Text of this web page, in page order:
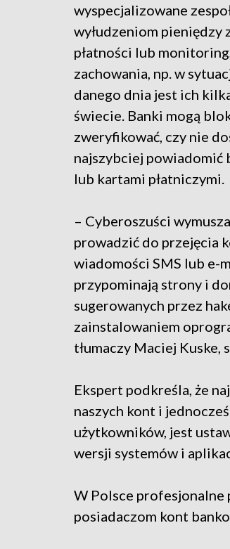
wyspecjalizowane
wyłudzeniom
płatności lub
zachowania, np. w
danego dnia jest ich
świecie. Banki mogą
zweryfikować, czy nie
najszybciej powiadomić
lub kartami płatniczymi.
– Cyberoszuści
prowadzić do przejęcia
wiadomości SMS lub e-
przypominają strony i
sugerowanych przez
zainstalowaniem
tłumaczy Maciej Kuske,
Ekspert podkreśla, że
naszych kont i
użytkowników, jest
wersji systemów i
W Polsce profesjonalne
posiadaczom kont